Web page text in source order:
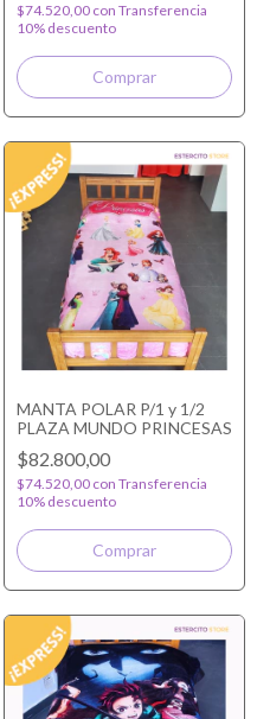
$74.520,00 con Transferencia
10% descuento
MANTA POLAR P/1 y 1/2
PLAZA MUNDO PRINCESAS
$82.800,00
$74.520,00 con Transferencia
10% descuento